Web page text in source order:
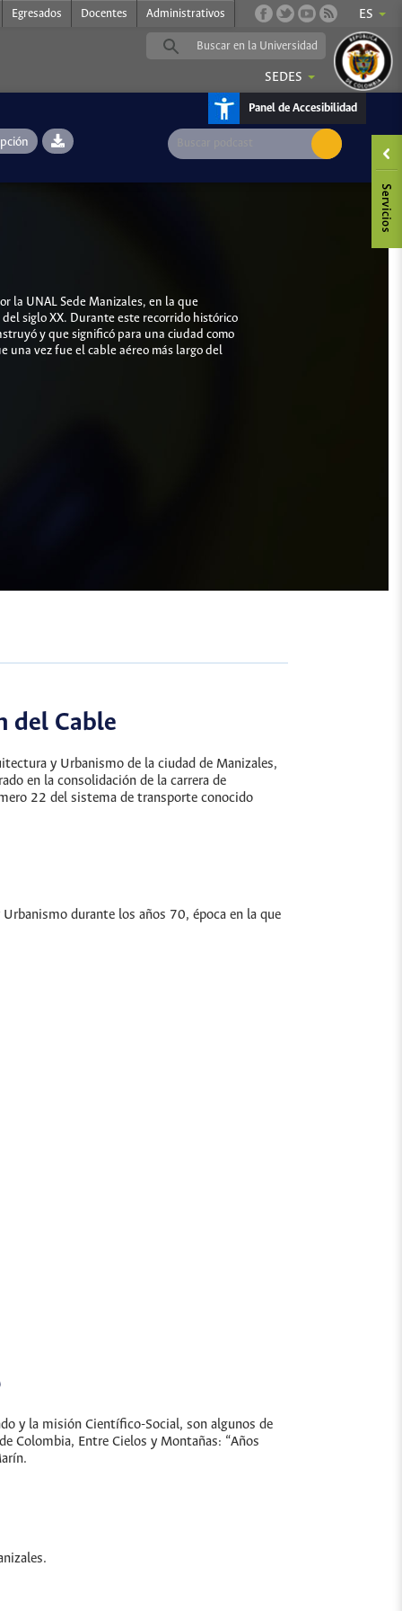
ES
Egresados Docentes Administrativos
SEDES
Panel de Accesibilidad
la UNAL Sede Manizales, en la que
siglo XX. Durante este recorrido histórico
y que significó para una ciudad como
una vez fue el cable aéreo más largo del
del Cable
y Urbanismo de la ciudad de Manizales,
en la consolidación de la carrera de
22 del sistema de transporte conocido
durante los años 70, época en la que
y la misión Científico-Social, son algunos de
Colombia, Entre Cielos y Montañas: “Años